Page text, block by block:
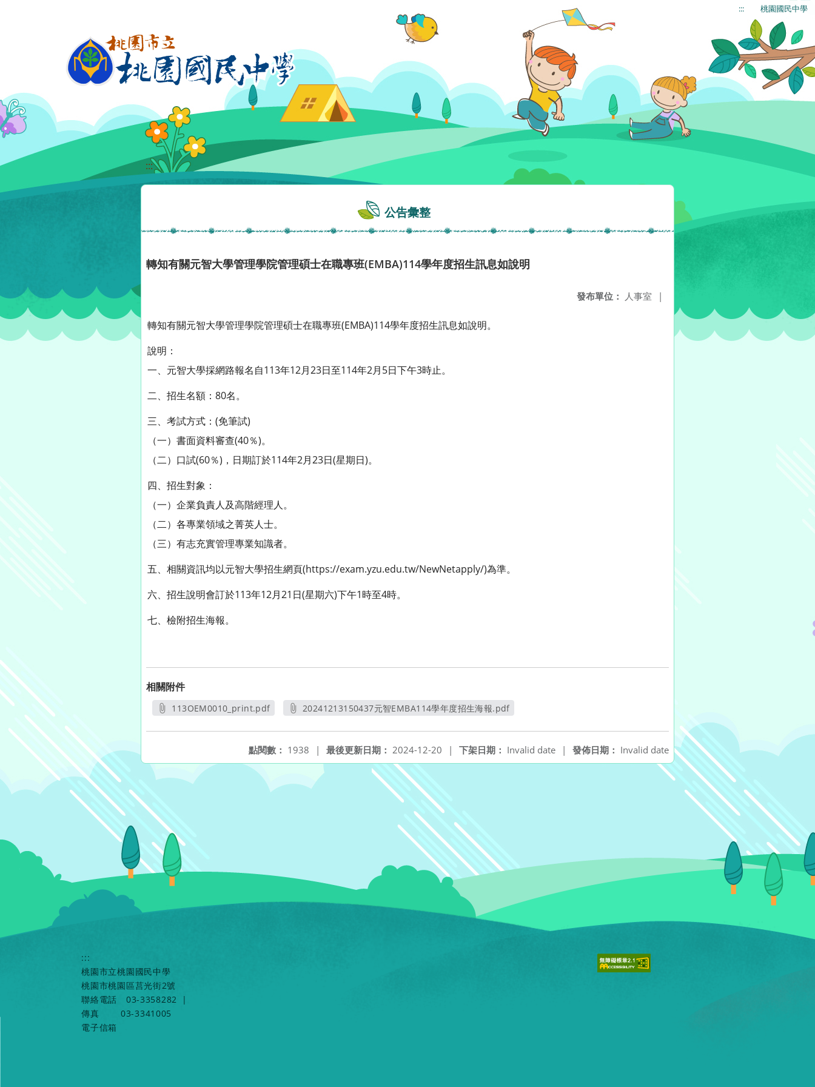
::: 桃園國民中學
:::
公告彙整
轉知有關元智大學管理學院管理碩士在職專班(EMBA)114學年度招生訊息如說明
發布單位： 人事室 |
轉知有關元智大學管理學院管理碩士在職專班(EMBA)114學年度招生訊息如說明。
說明：
一、元智大學採網路報名自113年12月23日至114年2月5日下午3時止。
二、招生名額：80名。
三、考試方式：(免筆試)
（一）書面資料審查(40％)。
（二）口試(60％)，日期訂於114年2月23日(星期日)。
四、招生對象：
（一）企業負責人及高階經理人。
（二）各專業領域之菁英人士。
（三）有志充實管理專業知識者。
五、相關資訊均以元智大學招生網頁(https://exam.yzu.edu.tw/NewNetapply/)為準。
六、招生說明會訂於113年12月21日(星期六)下午1時至4時。
七、檢附招生海報。
相關附件
113OEM0010_print.pdf
20241213150437元智EMBA114學年度招生海報.pdf
發佈日期： Invalid date
下架日期： Invalid date |
最後更新日期： 2024-12-20 |
點閱數： 1938 |
:::
桃園市立桃園國民中學
桃園市桃園區莒光街2號
聯絡電話
03-3358282
|
傳真
03-3341005
電子信箱